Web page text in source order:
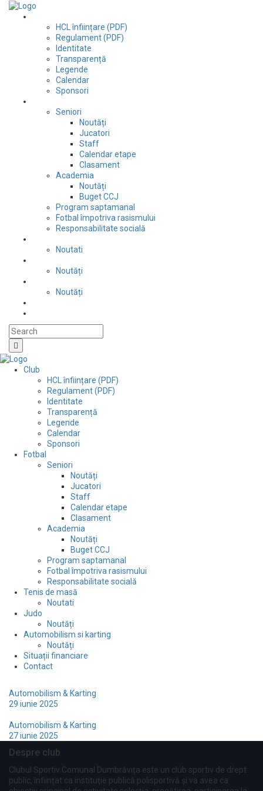
HCL înființare (PDF)
Regulament (PDF)
Identitate
Transparență
Legende
Calendar
Sponsori
Seniori
Noutăți
Jucatori
Staff
Calendar etape
Clasament
Academia
Noutăți
Buget CCJ
Program saptamanal
Fotbal împotriva rasismului
Responsabilitate socială
Noutati
Noutăți
Noutăți
Club
HCL înființare (PDF)
Regulament (PDF)
Identitate
Transparență
Legende
Calendar
Sponsori
Fotbal
Seniori
Noutăți
Jucatori
Staff
Calendar etape
Clasament
Academia
Noutăți
Buget CCJ
Program saptamanal
Fotbal împotriva rasismului
Responsabilitate socială
Tenis de masă
Noutati
Judo
Noutăți
Automobilism si karting
Noutăți
Situații financiare
Contact
Automobilism & Karting
29 iunie 2025
Automobilism & Karting
27 iunie 2025
Despre club
Clubul Sportiv Comunal Dumbrăvița este un club sportiv de drept
public, înființat ca instituţie publică polisportivă și va avea ca